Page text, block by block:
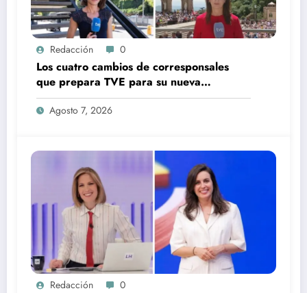
Redacción 0
Los cuatro cambios de corresponsales
que prepara TVE para su nueva
temporada
Agosto 7, 2026
Redacción 0